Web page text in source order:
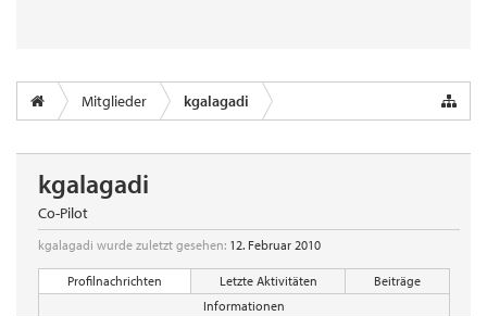
Mitglieder kgalagadi
kgalagadi
Co-Pilot
kgalagadi wurde zuletzt gesehen: 12. Februar 2010
Profilnachrichten Letzte Aktivitäten
Beiträge
Informationen